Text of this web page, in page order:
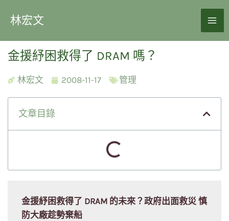
林宏文
金援紓困救得了 DRAM 嗎？
林宏文 2008-11-17 管理
文章目錄
金援紓困救得了 DRAM 的未來？政府出面救災 慎
防大廠趁勢棄船